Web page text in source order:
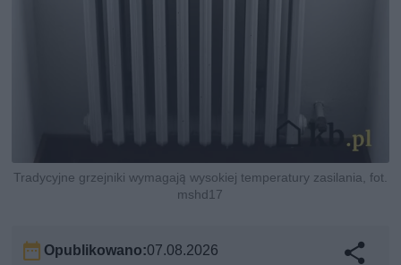
Tradycyjne grzejniki wymagają wysokiej temperatury zasilania, fot.
mshd17
Opublikowano:07.08.2026